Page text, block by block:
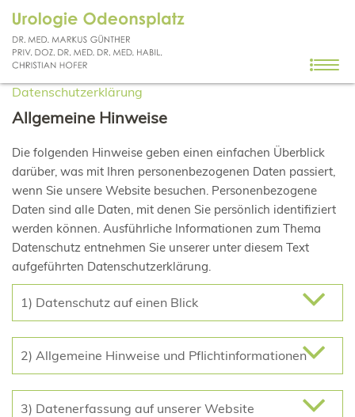
Datenschutzerklärung
Allgemeine Hinweise
Die folgenden Hinweise geben einen einfachen Überblick
darüber, was mit Ihren personenbezogenen Daten passiert,
wenn Sie unsere Website besuchen. Personenbezogene
Daten sind alle Daten, mit denen Sie persönlich identifiziert
werden können. Ausführliche Informationen zum Thema
Datenschutz entnehmen Sie unserer unter diesem Text
aufgeführten Datenschutzerklärung.
1) Datenschutz auf einen Blick
2) Allgemeine Hinweise und Pflichtinformationen
3) Datenerfassung auf unserer Website